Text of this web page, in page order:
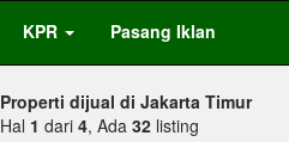
KPR Pasang Iklan
Properti dijual di Jakarta Timur
Hal 1 dari 4, Ada 32 listing